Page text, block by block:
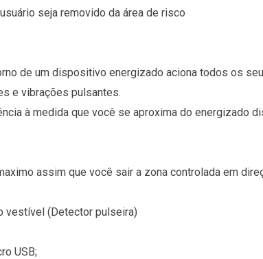
seja removido da área de risco
de um dispositivo energizado aciona todos os
e vibrações pulsantes.
à medida que você se aproxima do energizado
assim que você sair a zona controlada em
vestível (Detector pulseira)
USB;